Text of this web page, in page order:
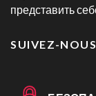
представить
SUIVEZ-NOUS